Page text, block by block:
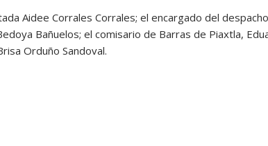
Aidee Corrales Corrales; el encargado del
Bañuelos; el comisario de Barras de Piaxtla,
Orduño Sandoval.